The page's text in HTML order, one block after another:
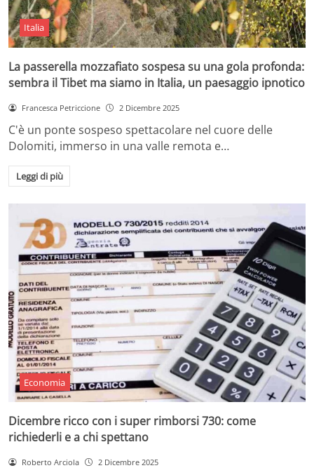
Italia
La passerella mozzafiato sospesa su una gola profonda:
sembra il Tibet ma siamo in Italia, un paesaggio ipnotico
Francesca Petriccione 2 Dicembre 2025
C'è un ponte sospeso spettacolare nel cuore delle
Dolomiti, immerso in una valle remota e…
Leggi di più
Economia
Dicembre ricco con i super rimborsi 730: come
richiederli e a chi spettano
Roberto Arciola 2 Dicembre 2025